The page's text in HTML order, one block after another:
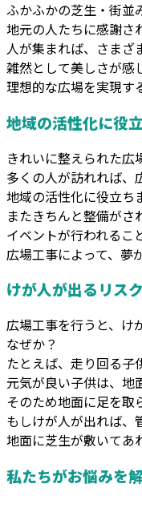
ふかふかの芝生・街並
地元の人たちに感謝さ
人が集まれば、さまざ
雑然として美しさが感
理想的な広場を実現す
地域の活性化に役
きれいに整えられた広
多くの人が訪れれば、
地域の活性化に役立ち
またきちんと整備がさ
イベントが行われるこ
広場工事によって、夢
けが人が出るリス
広場工事を行うと、け
なぜか？
たとえば、走り回る子
元気が良い子供は、地
そのため地面に足を取
もしけが人が出れば、
地面に芝生が敷いてあ
私たちがお悩みを